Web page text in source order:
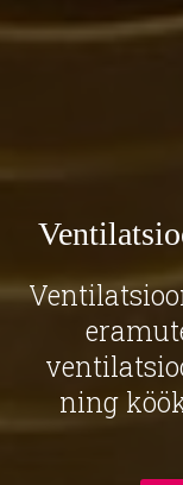
ning